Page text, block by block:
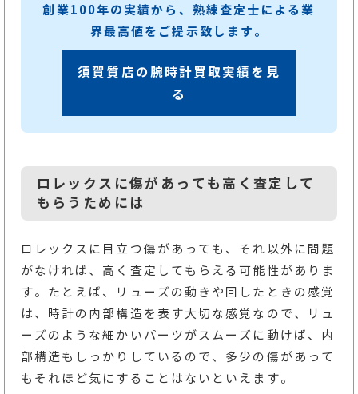
創業100年の実績から、熟練査定士による業
界最高値をご提示致します。
須賀質店の腕時計買取実績を見
る
ロレックスに傷があっても高く査定して
もらうためには
ロレックスに目立つ傷があっても、それ以外に問題
がなければ、高く査定してもらえる可能性がありま
す。たとえば、リューズの動きや回したときの感覚
は、時計の内部構造を表す大切な感覚なので、リュ
ーズのような細かいパーツがスムーズに動けば、内
部構造もしっかりしているので、多少の傷があって
もそれほど気にすることはないといえます。